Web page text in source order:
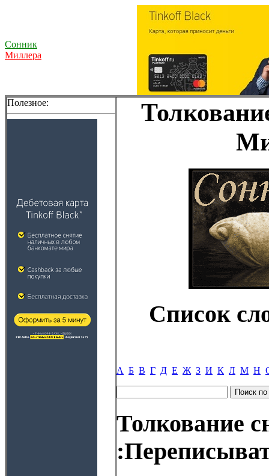
Сонник
Миллера
Полезное:
Список
А Б В Г Д Е Ж З И К Л М Н
Толкование